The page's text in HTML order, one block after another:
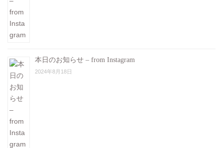
本日のお知らせ – from Instagram
2024年8月18日